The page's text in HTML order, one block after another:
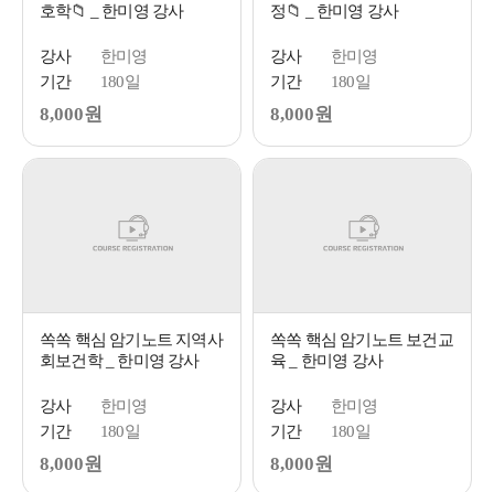
호학📁 _ 한미영 강사
강사
한미영
기간
180일
8,000원
정📁 _ 한미영 강사
강사
한미영
기간
180일
8,000원
쏙쏙 핵심 암기노트 지역사
회보건학 _ 한미영 강사
강사
한미영
기간
180일
8,000원
쏙쏙 핵심 암기노트 보건교
육 _ 한미영 강사
강사
한미영
기간
180일
8,000원